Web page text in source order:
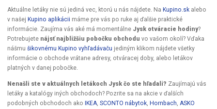
Aktuálne letáky nie sú jediná vec, ktorú u nás nájdete. Na Kupino.sk alebo
v našej Kupino aplikácii máme pre vás po ruke aj ďalšie praktické
informácie. Zaujíma vás aké má momentálne Jysk otváracie hodiny?
Potrebujete nájsť najbližšiu pobočku obchodu vo vašom okolí? Vďaka
nášmu šikovnému Kupino vyhľadávaču jediným klikom nájdete všetky
informácie o obchode vrátane adresy, otváracej doby, alebo letákov
platných v danej pobočke.
Nenašli ste v aktuálnych letákoch Jysk čo ste hľadali? Zaujímajú vás
letáky a katalógy iných obchodoch? Pozrite sa na akcie v ďalších
podobných obchodoch ako
IKEA, SCONTO nábytok, Hornbach, ASKO